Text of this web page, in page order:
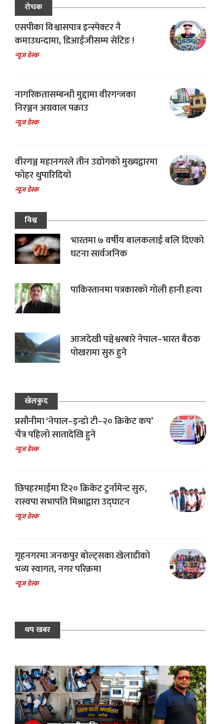
रोचक
एसपीका विश्वासपात्र इन्स्पेक्टर नै
कमाउधन्दामा, डिआईजीसम्म सेटिङ !
न्यूज डेस्क
नागरिकतासम्बन्धी मुद्दामा वीरगन्जका
निरञ्जन अग्रवाल पक्राउ
न्यूज डेस्क
वीरगञ्ज महानगरले तीन उद्योगको मुख्यद्वारमा
फोहर थुपारिदियो
न्यूज डेस्क
विश्व
भारतमा ७ वर्षीय बालकलाई बलि दिएको
घटना सार्वजनिक
पाकिस्तानमा पत्रकारको गोली हानी हत्या
आजदेखी पञ्चेश्वरबारे नेपाल–भारत बैठक
पोखरामा सुरु हुने
खेलकुद
प्रसौनीमा ‘नेपाल–इन्डो टी–२० क्रिकेट कप’
चैत्र पहिलो सातादेखि हुने
न्यूज डेस्क
छिपहरमाईमा टि२० क्रिकेट टुर्नामेन्ट सुरु,
रास्वपा सभापति मिश्राद्वारा उद्घाटन
न्यूज डेस्क
गृहनगरमा जनकपुर बोल्ट्सका खेलाडीको
भव्य स्वागत, नगर परिक्रमा
न्यूज डेस्क
थप खबर